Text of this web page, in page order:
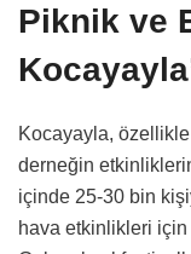
Piknik ve
Kocayayla,
derneğin
içinde 25-30 bin
hava etkinlikleri için